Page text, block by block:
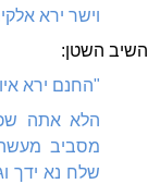
וישר ירא
השטן:
"החנם ירא
הלא אתה
מסביב מעשה
שלח נא ידך